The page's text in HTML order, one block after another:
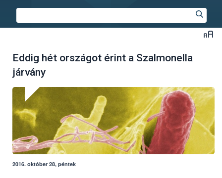
Eddig hét országot érint a Szalmonella
járvány
2016. október 28, péntek